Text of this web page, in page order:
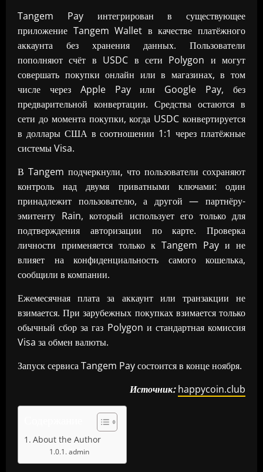
Tangem Pay интегрирован в существующее
приложение Tangem Wallet в качестве платёжного
аккаунта без хранения данных. Пользователи
пополняют счёт в USDC в сети Polygon и могут
совершать покупки онлайн или в магазинах, в том
числе через Apple Pay или Google Pay, без
предварительной конвертации. Средства остаются в
сети до момента покупки, когда USDC конвертируется
в доллары США в соотношении 1:1 через платёжные
системы Visa.
В Tangem подчеркнули, что пользователи сохраняют
контроль над двумя приватными ключами: один
принадлежит пользователю, а другой — партнёру-
эмитенту Rain, который использует его только для
подтверждения авторизации по карте. Проверка
личности применяется только к Tangem Pay и не
влияет на конфиденциальность самого кошелька,
сообщили в компании.
Ежемесячная плата за аккаунт или транзакции не
взимается. При зарубежных покупках взимается только
обычный сбор за газ Polygon и стандартная комиссия
Visa за обмен валюты.
Запуск сервиса Tangem Pay состоится в конце ноября.
Источник: happycoin.club
About the Author
admin